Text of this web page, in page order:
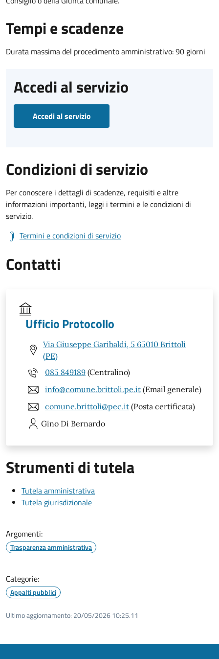
Tempi e scadenze
Durata massima del procedimento amministrativo: 90 giorni
Accedi al servizio
Accedi al servizio
Condizioni di servizio
Per conoscere i dettagli di scadenze, requisiti e altre
informazioni importanti, leggi i termini e le condizioni di
servizio.
Termini e condizioni di servizio
Contatti
Ufficio Protocollo
Via Giuseppe Garibaldi, 5 65010 Brittoli
(PE)
085 849189 (Centralino)
info@comune.brittoli.pe.it (Email generale)
comune.brittoli@pec.it (Posta certificata)
Gino Di Bernardo
Strumenti di tutela
Tutela amministrativa
Tutela giurisdizionale
Argomenti:
Trasparenza amministrativa
Categorie:
Appalti pubblici
Ultimo aggiornamento: 20/05/2026 10:25.11